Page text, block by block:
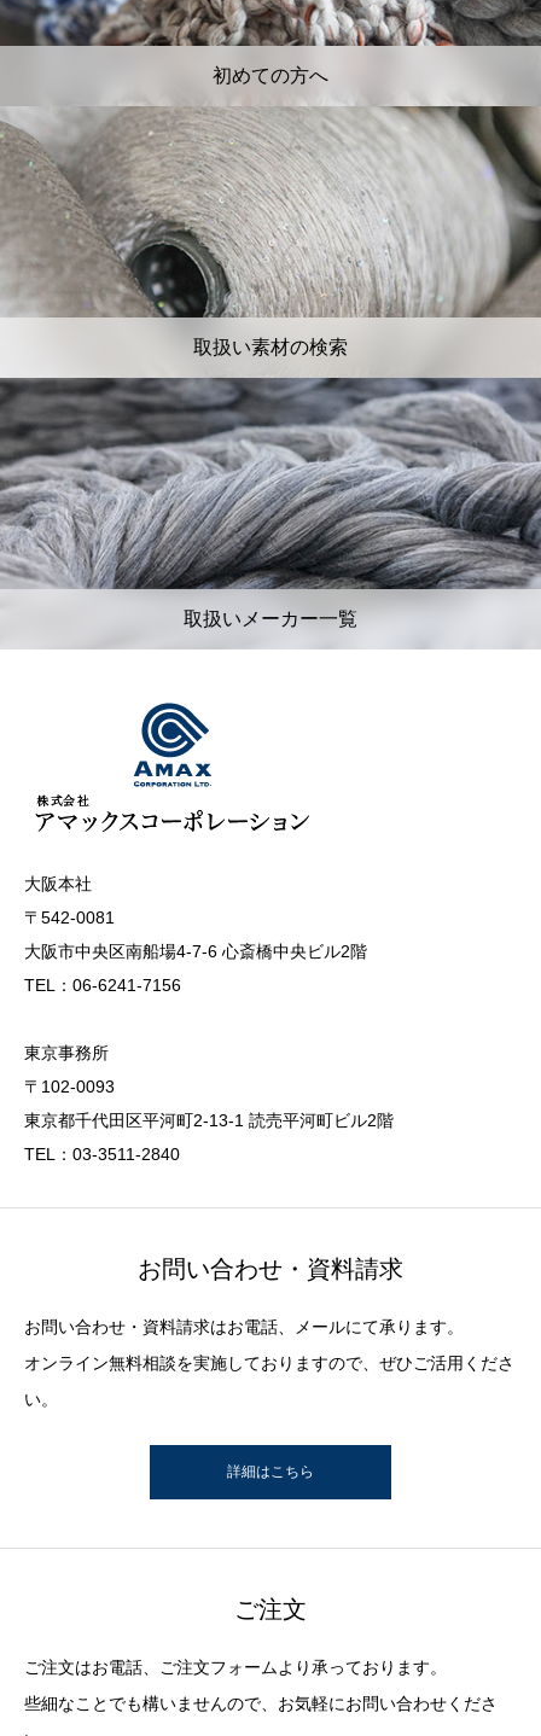
初めての方へ
取扱い素材の検索
取扱いメーカー一覧
大阪本社
〒542-0081
大阪市中央区南船場4-7-6 心斎橋中央ビル2階
TEL：06-6241-7156
東京事務所
〒102-0093
東京都千代田区平河町2-13-1 読売平河町ビル2階
TEL：03-3511-2840
お問い合わせ・資料請求
お問い合わせ・資料請求はお電話、メールにて承ります。
オンライン無料相談を実施しておりますので、ぜひご活用くださ
い。
詳細はこちら
ご注文
ご注文はお電話、ご注文フォームより承っております。
些細なことでも構いませんので、お気軽にお問い合わせくださ